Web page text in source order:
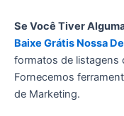
Se Você Tiver
Baixe Grátis Nossa
formatos de listagens
Fornecemos
de Marketing.